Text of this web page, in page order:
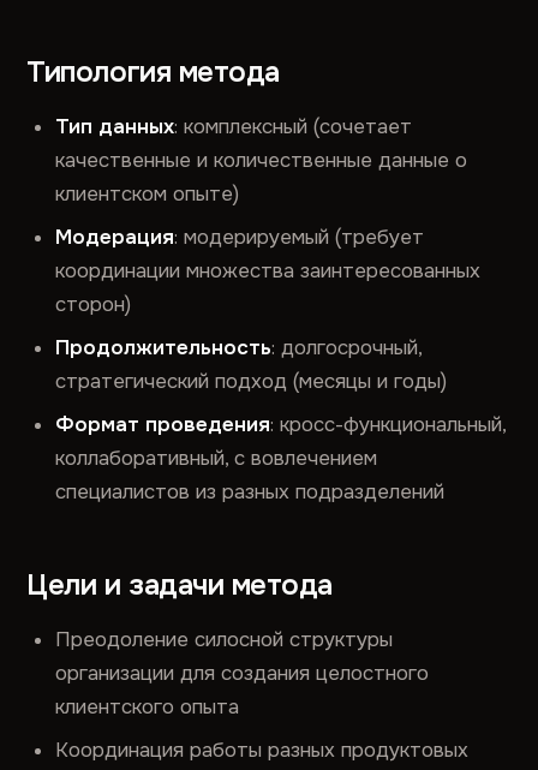
Типология метода
Тип данных: комплексный (сочетает
качественные и количественные данные о
клиентском опыте)
Модерация: модерируемый (требует
координации множества заинтересованных
сторон)
Продолжительность: долгосрочный,
стратегический подход (месяцы и годы)
Формат проведения: кросс-функциональный,
коллаборативный, с вовлечением
специалистов из разных подразделений
Цели и задачи метода
Преодоление силосной структуры
организации для создания целостного
клиентского опыта
Координация работы разных продуктовых